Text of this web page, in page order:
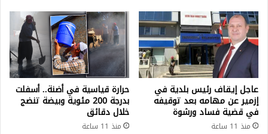
عاجل إيقاف رئيس بلدية في
إزمير عن مهامه بعد توقيفه
في قضية فساد ورشوة
منذ 11 ساعة
حرارة قياسية في أضنة.. أسفلت
بدرجة 200 مئوية وبيضة تنضج
خلال دقائق
منذ 11 ساعة